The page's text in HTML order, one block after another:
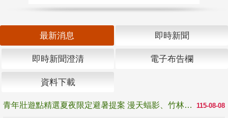
最新消息 即時新聞
即時新聞澄清 電子布告欄
資料下載
115-08-08
青年壯遊點精選夏夜限定避暑提案 漫天蝠影、竹林尋蛙、茶香夜觀 邀青年暮色出發